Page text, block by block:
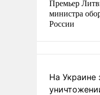
Премьер
министра
России
На Украине